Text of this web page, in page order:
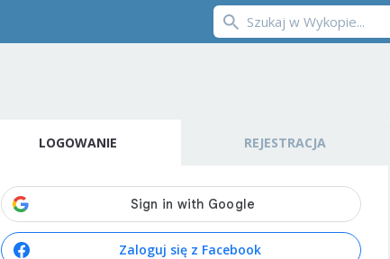
LOGOWANIE REJESTRACJA
Zaloguj się z Facebook